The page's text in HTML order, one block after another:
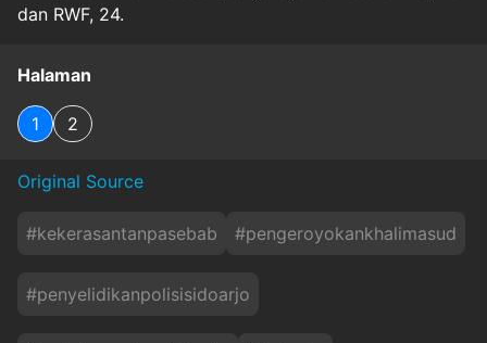
dan RWF, 24.
Halaman
1 2
Original Source
#kekerasantanpasebab #pengeroyokankhalimasud
#penyelidikanpolisisidoarjo